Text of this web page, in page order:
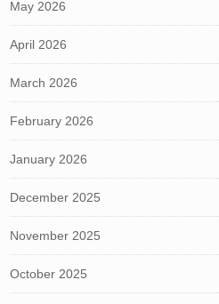
May 2026
April 2026
March 2026
February 2026
January 2026
December 2025
November 2025
October 2025